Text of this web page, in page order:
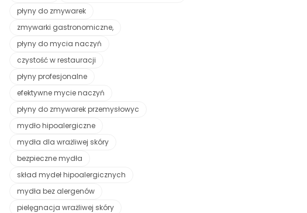
płyny do zmywarek
zmywarki gastronomiczne,
płyny do mycia naczyń
czystość w restauracji
płyny profesjonalne
efektywne mycie naczyń
płyny do zmywarek przemysłowyc
mydło hipoalergiczne
mydła dla wrażliwej skóry
bezpieczne mydła
skład mydeł hipoalergicznych
mydła bez alergenów
pielęgnacja wrażliwej skóry